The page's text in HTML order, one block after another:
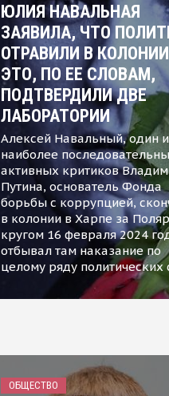
ЮЛИЯ НАВАЛЬНАЯ
ЗАЯВИЛА, ЧТО
ОТРАВИЛИ В
ЭТО, ПО ЕЕ СЛОВАМ,
ПОДТВЕРДИЛИ ДВЕ
ЛАБОРАТОРИИ
Алексей Навальный, один
наиболее
активных критиков
Путина, основатель Фонда
борьбы с коррупцией,
в колонии в Харпе за
кругом 16 февраля 2024
отбывал там наказание по
целому ряду политических
ОБЩЕСТВО